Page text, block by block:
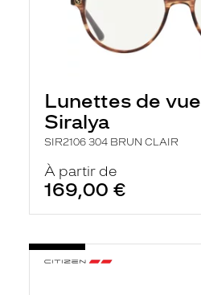
Lunettes de vue
Siralya
SIR2106 304 BRUN CLAIR
À partir de
169,00 €